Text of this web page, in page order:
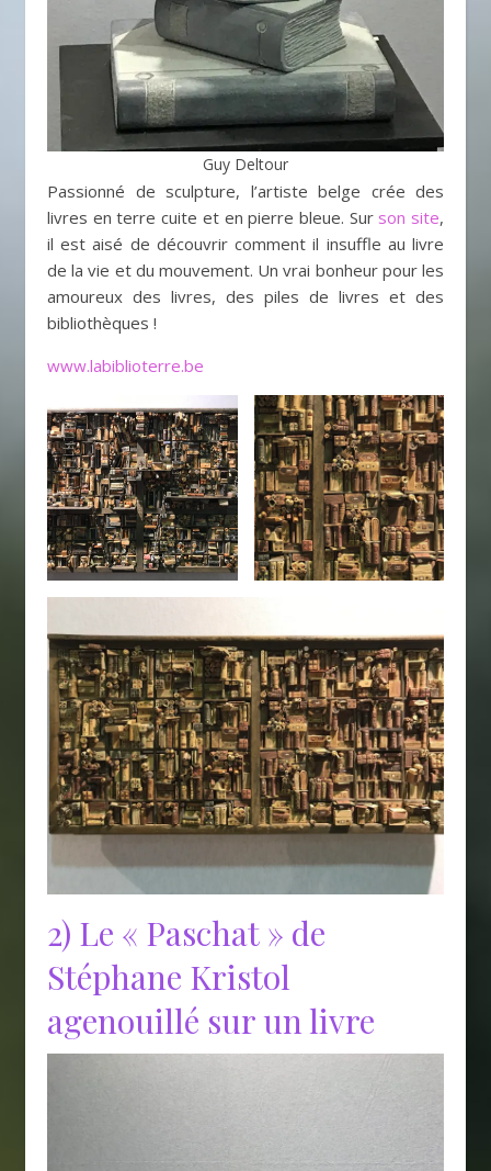
Guy Deltour
Passionné de sculpture, l’artiste belge crée des
livres en terre cuite et en pierre bleue. Sur son site,
il est aisé de découvrir comment il insuffle au livre
de la vie et du mouvement. Un vrai bonheur pour les
amoureux des livres, des piles de livres et des
bibliothèques !
www.labiblioterre.be
2) Le « Paschat » de
Stéphane Kristol
agenouillé sur un livre